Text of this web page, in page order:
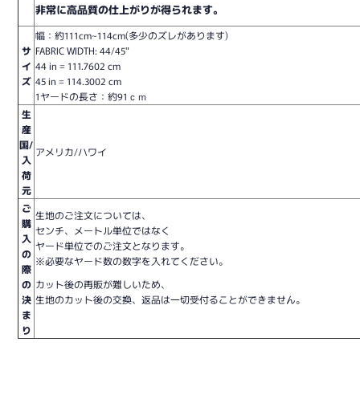
非常に高品質の仕上がりが得られます。
サ
イ
ズ
幅：約111cm~114cm(多少のズレがあります)
FABRIC WIDTH: 44/45"
44 in = 111.7602 cm
45 in = 114.3002 cm
1ヤードの長さ：約91ｃｍ
生
産
国/
入
荷
元
アメリカ/ハワイ
ご
購
入
の
際
の
決
ま
り
生地のご注文については、
センチ、メートル単位ではなく
ヤード単位でのご注文となります。
※必要なヤード数の数字を入れてください。
カット後の再販が難しいため、
生地のカット後の交換、返品は一切受付ることができません。